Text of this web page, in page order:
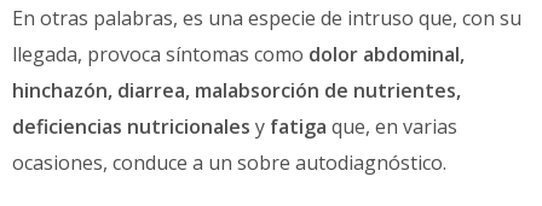
En otras palabras, es una especie de intruso que, con su
llegada, provoca síntomas como dolor abdominal,
hinchazón, diarrea, malabsorción de nutrientes,
deficiencias nutricionales y fatiga que, en varias
ocasiones, conduce a un sobre autodiagnóstico.